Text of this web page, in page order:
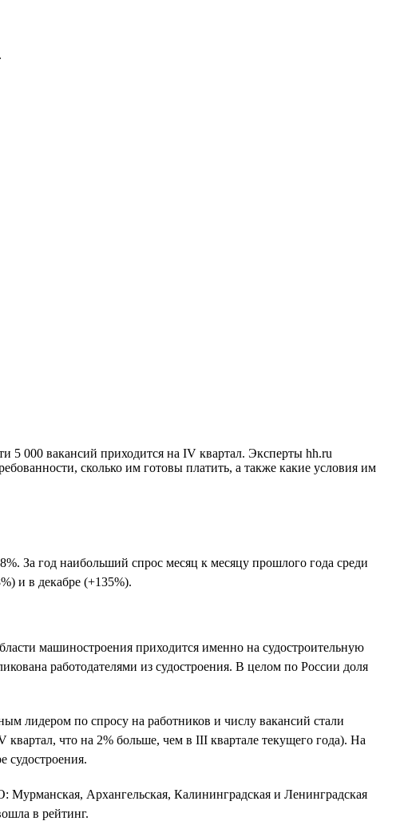
5 000 вакансий приходится на IV квартал. Эксперты hh.ru
сколько им готовы платить, а также какие условия им
За год наибольший спрос месяц к месяцу прошлого года среди
и в декабре (+135%).
машиностроения приходится именно на судостроительную
работодателями из судостроения. В целом по России доля
лидером по спросу на работников и числу вакансий стали
квартал, что на 2% больше, чем в III квартале текущего года). На
судостроения.
Мурманская, Архангельская, Калининградская и Ленинградская
в рейтинг.